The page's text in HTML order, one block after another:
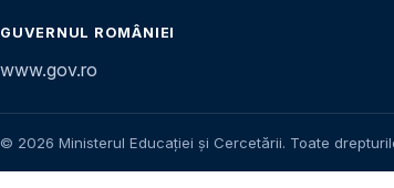
GUVERNUL ROMÂNIEI
www.gov.ro
© 2026 Ministerul Educației și Cercetării. Toate